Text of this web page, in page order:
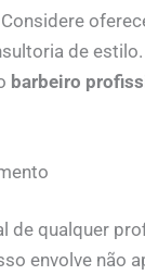
de
barbeiro
de qualquer
envolve não